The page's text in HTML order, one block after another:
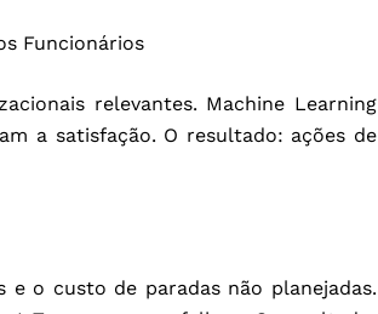
Funcionários
relevantes. Machine Learning
a satisfação. O resultado: ações de
e o custo de paradas não planejadas.